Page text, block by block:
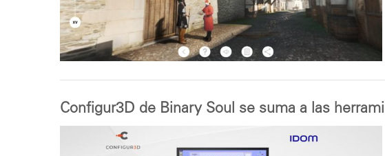
Configur3D de Binary Soul se suma a las